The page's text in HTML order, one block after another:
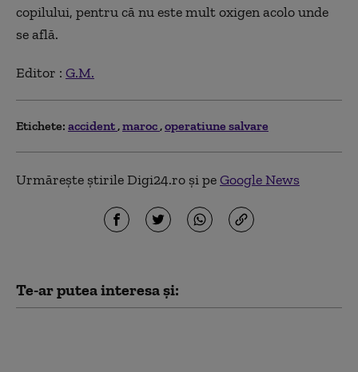
copilului, pentru că nu este mult oxigen acolo unde
se află.
Editor : G.M.
Etichete: accident maroc operatiune salvare
Urmărește știrile Digi24.ro și peGoogle News
Te-ar putea interesa și: